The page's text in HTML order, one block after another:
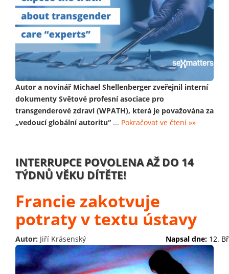
Autor a novinář Michael Shellenberger zveřejnil interní
dokumenty Světové profesní asociace pro
transgenderové zdraví (WPATH), která je považována za
„vedoucí globální autoritu“ ... Pokračovat ve čtení »»
INTERRUPCE POVOLENA AŽ DO 14
TÝDNŮ VĚKU DÍTĚTE!
Francie zakotvuje
potraty v textu ústavy
Autor: Jiří Krásenský Napsal dne: 12.